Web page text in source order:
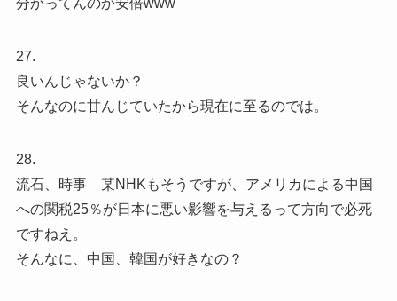
分かってんのか安倍www
27.
良いんじゃないか？
そんなのに甘んじていたから現在に至るのでは。
28.
流石、時事 某NHKもそうですが、アメリカによる中国
への関税25％が日本に悪い影響を与えるって方向で必死
ですねえ。
そんなに、中国、韓国が好きなの？